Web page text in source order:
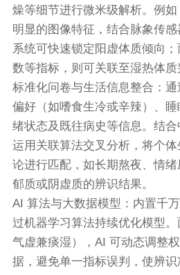
燥等细节进行微米级解析。例
明显的图像特征，结合脉象传感
系统可快速锁定阳虚体质倾向
数等指标，则可关联至湿热体质
标准化问卷与生活信息整合：
偏好（如嗜食生冷或辛辣）、
绪状态及既往病史等信息。结合
运用关联算法交叉分析，将个
论进行匹配，如长期熬夜、情
郁质或阴虚质的辨识结果。
AI 算法与大数据模型：内置千
过机器学习算法持续优化模型
气虚兼痰湿），AI 可动态调整
据，避免单一指标误判，使辨